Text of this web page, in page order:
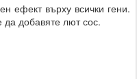
ефект върху всички гени.
добавяте лют сос.